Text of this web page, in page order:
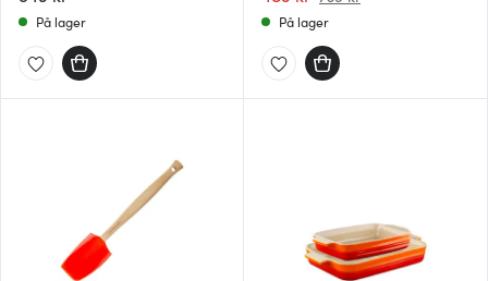
På lager På lager